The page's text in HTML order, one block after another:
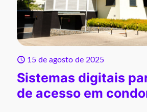
15 de agosto de 2025
Sistemas digitais
de acesso em